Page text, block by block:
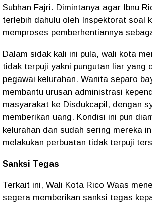
Subhan Fajri. Dimintanya agar Ibnu
terlebih dahulu oleh Inspektorat soal
memproses pemberhentiannya
Dalam sidak kali ini pula, wali kota
tidak terpuji yakni pungutan liar yang
pegawai kelurahan. Wanita separo
membantu urusan administrasi
masyarakat ke Disdukcapil, dengan
memberikan uang. Kondisi ini pun
kelurahan dan sudah sering mereka
melakukan perbuatan tidak terpuji
Sanksi Tegas
Terkait ini, Wali Kota Rico Waas
segera memberikan sanksi tegas